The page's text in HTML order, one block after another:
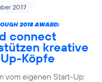
2017
2018 AWARD:
connect
kreative
Köpfe
vom eigenen Start-Up: